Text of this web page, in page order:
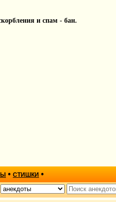
и спам - бан.
• СТИШКИ •